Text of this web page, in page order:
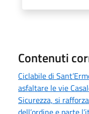
Contenuti
Ciclabile di
asfaltare le vie
Sicurezza, si